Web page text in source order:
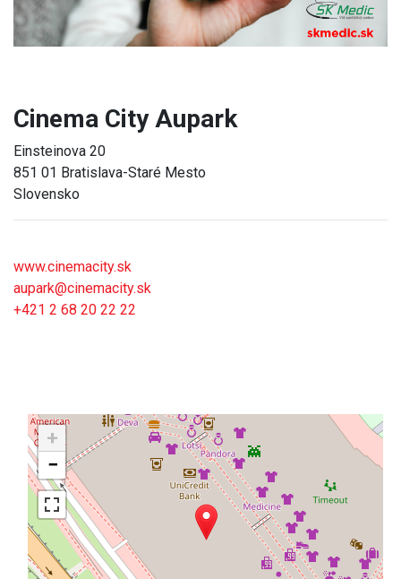
Cinema City Aupark
Einsteinova 20
851 01 Bratislava-Staré Mesto
Slovensko
www.cinemacity.sk
aupark@cinemacity.sk
+421 2 68 20 22 22
+
−